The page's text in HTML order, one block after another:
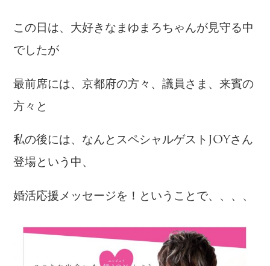
この日は、大好きなまゆまろちゃんが見守る中
でしたが
最前席には、京都府の方々、議員さま、来賓の
方々と
私の後には、なんとスペシャルゲストJOYさん
登場という中、
婚活応援メッセージを！ということで、、、、